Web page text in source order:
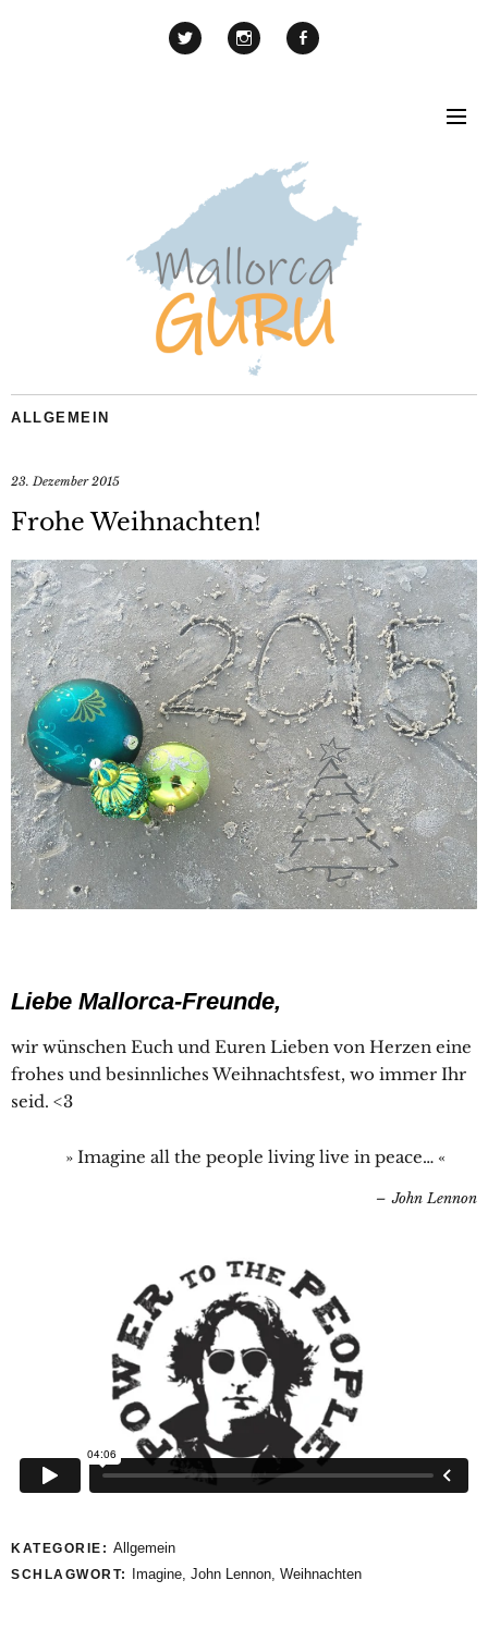
ALLGEMEIN
23. Dezember 2015
Frohe Weihnachten!
Liebe Mallorca-Freunde,
wir wünschen Euch und Euren Lieben von Herzen eine
frohes und besinnliches Weihnachtsfest, wo immer Ihr
seid. <3
» Imagine all the people living live in peace… «
John Lennon
KATEGORIE: Allgemein
SCHLAGWORT: Imagine John Lennon Weihnachten